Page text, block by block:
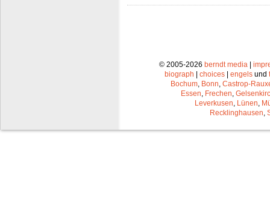
© 2005-2026 berndt media|
biograph | choices | engels und
Bochum, Bonn, Castrop-
Essen, Frechen,
Leverkusen, Lünen,
Recklinghausen,